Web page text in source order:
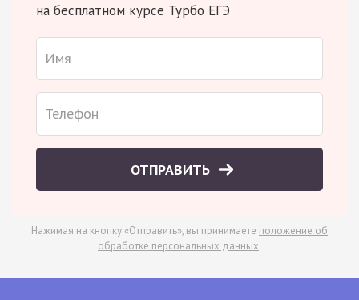
на бесплатном курсе Турбо ЕГЭ
ОТПРАВИТЬ
Нажимая на кнопку «Отправить», вы принимаете положение об
обработке персональных данных.